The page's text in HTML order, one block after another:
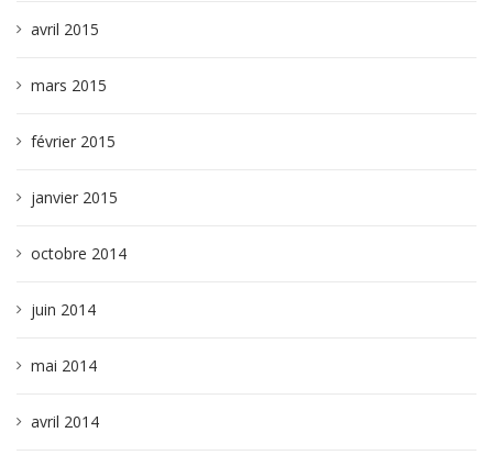
avril 2015
mars 2015
février 2015
janvier 2015
octobre 2014
juin 2014
mai 2014
avril 2014